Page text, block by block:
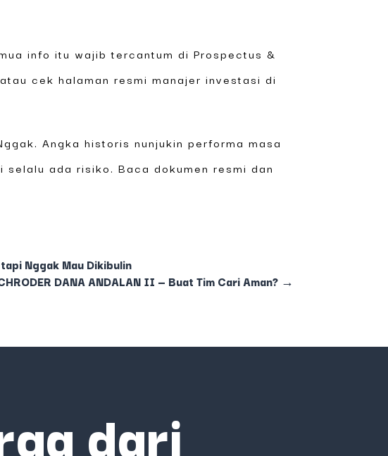
info itu wajib tercantum di Prospectus &
cek halaman resmi manajer investasi di
Angka historis nunjukin performa masa
ada risiko. Baca dokumen resmi dan
Nggak Mau Dikibulin
DANA ANDALAN II — Buat Tim Cari Aman?→
dari